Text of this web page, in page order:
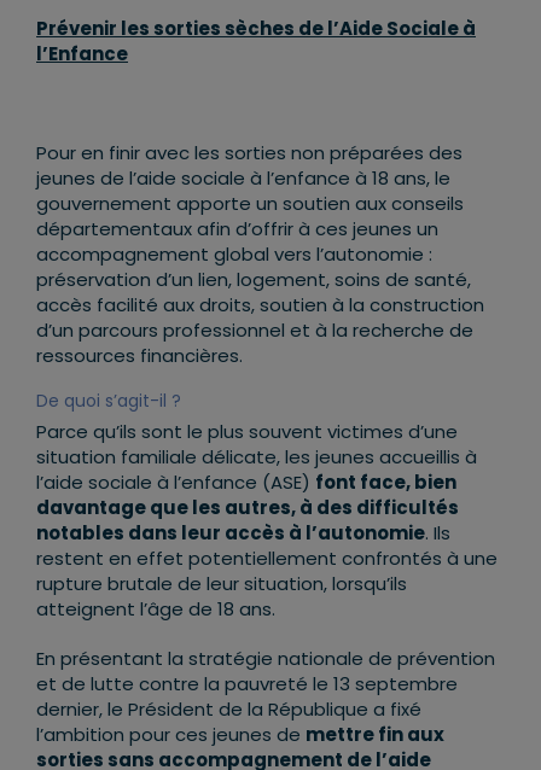
Prévenir les sorties sèches de l’Aide Sociale à
l’Enfance
Pour en finir avec les sorties non préparées des
jeunes de l’aide sociale à l’enfance à 18 ans, le
gouvernement apporte un soutien aux conseils
départementaux afin d’offrir à ces jeunes un
accompagnement global vers l’autonomie :
préservation d’un lien, logement, soins de santé,
accès facilité aux droits, soutien à la construction
d’un parcours professionnel et à la recherche de
ressources financières.
De quoi s’agit-il ?
Parce qu’ils sont le plus souvent victimes d’une
situation familiale délicate, les jeunes accueillis à
l’aide sociale à l’enfance (ASE) font face, bien
davantage que les autres, à des difficultés
notables dans leur accès à l’autonomie. Ils
restent en effet potentiellement confrontés à une
rupture brutale de leur situation, lorsqu’ils
atteignent l’âge de 18 ans.
En présentant la stratégie nationale de prévention
et de lutte contre la pauvreté le 13 septembre
dernier, le Président de la République a fixé
l’ambition pour ces jeunes de mettre fin aux
sorties sans accompagnement de l’aide